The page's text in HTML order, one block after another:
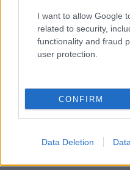
I want to allow Google
related to security,
functionality and fraud
user protection.
CONFIRM
Data Deletion
sem lineáris. Purcarete
történetmondás nem